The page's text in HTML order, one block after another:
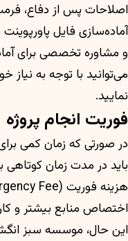
اصلاحات پس از دفاع،
آماده‌سازی فایل پاورپوینت
و مشاوره تخصصی برای
می‌توانید با توجه به
نمایید.
فوریت انجام پروژه
در صورتی که زمان کمی
باید در مدت زمان
اختصاص منابع بیشتر و
این حال، موسسه سبز